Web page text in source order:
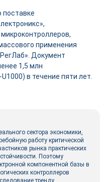
поставке
применения
Документ
1,5 млн
в течение пяти лет.
сектора экономики,
работу критической
рынка практических
Поэтому
компонентной базы в
контроллеров
тренду